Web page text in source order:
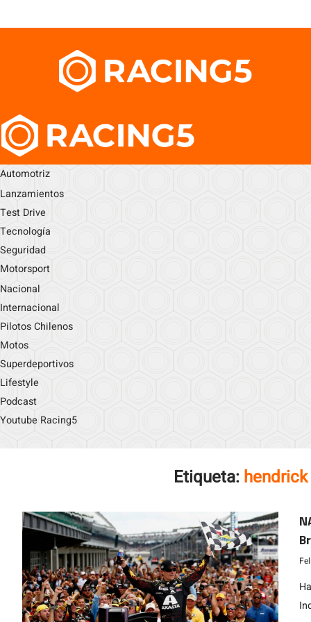
Automotriz
Lanzamientos
Test Drive
Tecnología
Seguridad
Motorsport
Nacional
Internacional
Pilotos Chilenos
Motos
Superdeportivos
Lifestyle
Podcast
Youtube Racing5
Etiqueta: